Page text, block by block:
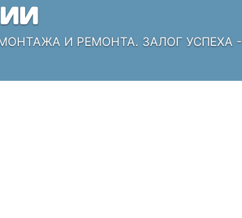
И РЕМОНТА. ЗАЛОГ УСПЕХА -